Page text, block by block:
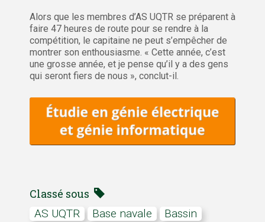
Alors que les membres d’AS UQTR se préparent à
faire 47 heures de route pour se rendre à la
compétition, le capitaine ne peut s’empêcher de
montrer son enthousiasme. « Cette année, c’est
une grosse année, et je pense qu’il y a des gens
qui seront fiers de nous », conclut-il.
Classé sous
AS UQTR base navale
bassin